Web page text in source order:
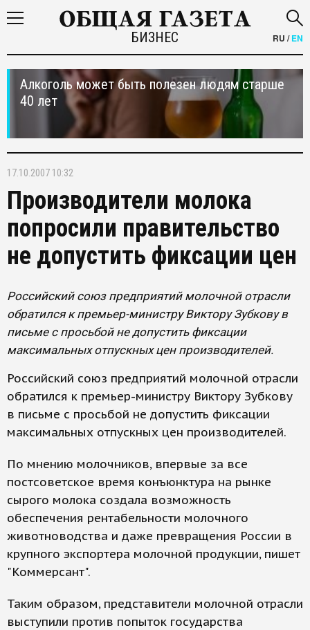
БИЗНЕС RU /EN
Алкоголь может быть полезен людям старше
40 лет
17.10.2007 10:32
Производители молока
попросили правительство
не допустить фиксации цен
Российский союз предприятий молочной отрасли
обратился к премьер-министру Виктору Зубкову в
письме с просьбой не допустить фиксации
максимальных отпускных цен производителей.
Российский союз предприятий молочной отрасли
обратился к премьер-министру Виктору Зубкову
в письме с просьбой не допустить фиксации
максимальных отпускных цен производителей.
По мнению молочников, впервые за все
постсоветское время конъюнктура на рынке
сырого молока создала возможность
обеспечения рентабельности молочного
животноводства и даже превращения России в
крупного экспортера молочной продукции, пишет
"Коммерсант".
Таким образом, представители молочной отрасли
выступили против попыток государства